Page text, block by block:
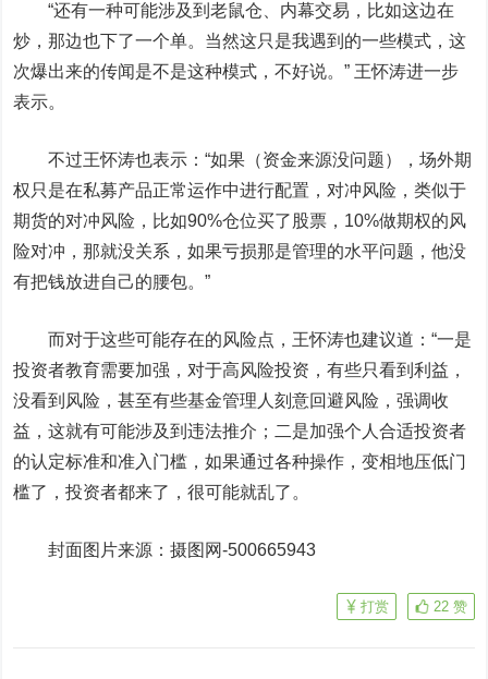
“还有一种可能涉及到老鼠仓、内幕交易，比如这边在
炒，那边也下了一个单。当然这只是我遇到的一些模式，这
次爆出来的传闻是不是这种模式，不好说。” 王怀涛进一步
表示。
不过王怀涛也表示：“如果（资金来源没问题），场外期
权只是在私募产品正常运作中进行配置，对冲风险，类似于
期货的对冲风险，比如90%仓位买了股票，10%做期权的风
险对冲，那就没关系，如果亏损那是管理的水平问题，他没
有把钱放进自己的腰包。”
而对于这些可能存在的风险点，王怀涛也建议道：“一是
投资者教育需要加强，对于高风险投资，有些只看到利益，
没看到风险，甚至有些基金管理人刻意回避风险，强调收
益，这就有可能涉及到违法推介；二是加强个人合适投资者
的认定标准和准入门槛，如果通过各种操作，变相地压低门
槛了，投资者都来了，很可能就乱了。
封面图片来源：摄图网-500665943
22 赞
打赏